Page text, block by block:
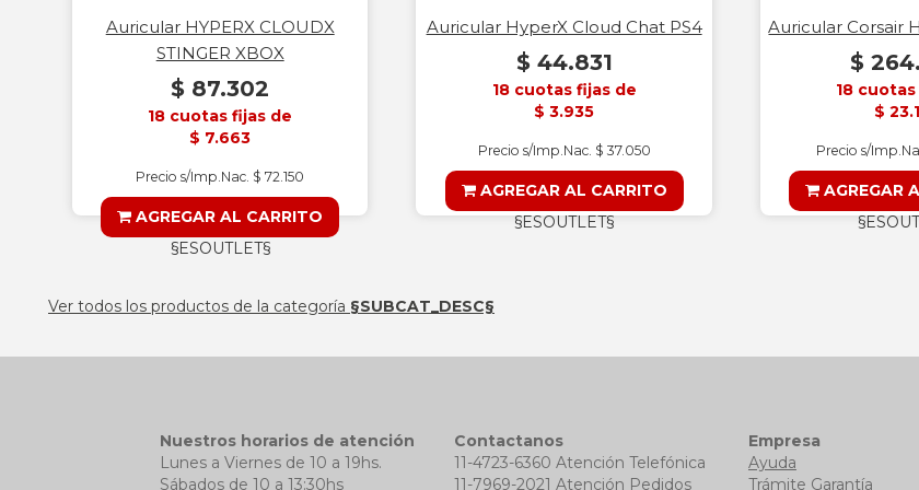
Auricular HYPERX CLOUDX
STINGER XBOX
$ 87.302
18 cuotas fijas de
$ 7.663
Precio s/Imp.Nac. $ 72.150
AGREGAR AL CARRITO
§ESOUTLET§
Auricular HyperX Cloud Chat PS4
$ 44.831
18 cuotas fijas de
$ 3.935
Precio s/Imp.Nac. $ 37.050
AGREGAR AL CARRITO
§ESOUTLET§
Auricular Corsair
$
18
$
Precio s/
AGREGAR
Ver todos los productos de la categoría §SUBCAT_DESC§
Nuestros horarios de atención
Lunes a Viernes de 10 a 19hs.
Sábados de 10 a 13:30hs
Contactanos
11-4723-6360 Atención Telefónica
11-7969-2021 Atención Pedidos
Empresa
Ayuda
Trámite Garantía